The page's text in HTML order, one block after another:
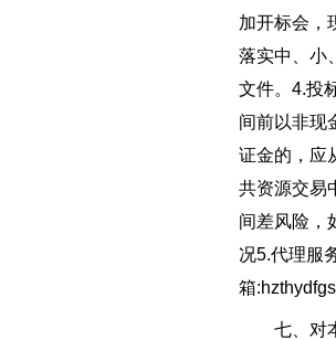
加开标会，
落实中、小
文件。4.投
间前以非现
证金的，应
共资源交易
间差风险，
况5.代理服
箱
七、对本